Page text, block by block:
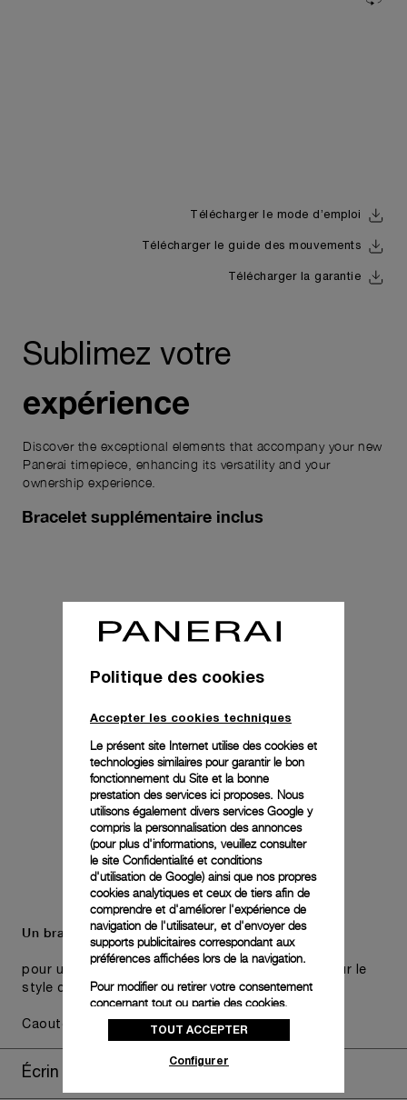
Télécharger le mode d’emploi
Télécharger le guide des mouvements
Télécharger la garantie
Sublimez votre
expérience
Discover the exceptional elements that accompany your new
Panerai timepiece, enhancing its versatility and your
ownership experience.
Bracelet supplémentaire inclus
Un bracelet supplémentaire est également inclus,
pour une polyvalence pratique sans compromis sur le
style choisi de la montre.
Caoutchouc noir, STD, 24/22, BA
Écrin de montre
Politique des cookies
Accepter les cookies techniques
Le présent site Internet utilise des cookies et
technologies similaires pour garantir le bon
fonctionnement du Site et la bonne
prestation des services ici proposes. Nous
utilisons également divers services Google y
compris la personnalisation des annonces
(pour plus d'informations, veuillez consulter
le site Confidentialité et conditions
d'utilisation de Google) ainsi que nos propres
cookies analytiques et ceux de tiers afin de
comprendre et d'améliorer l'expérience de
navigation de l'utilisateur, et d'envoyer des
supports publicitaires correspondant aux
préférences affichées lors de la navigation.
Pour modifier ou retirer votre consentement
concernant tout ou partie des cookies,
cliquez sur « Configurer » ou consultez notre
politique des cookiespour obtenir plus
donnez votre consentement pour l’utilisation
TOUT ACCEPTER
Configurer